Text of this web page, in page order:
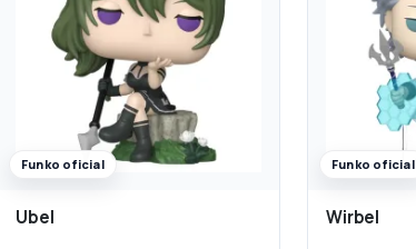
Funko oficial
Ubel
Funko oficial
Wirbel